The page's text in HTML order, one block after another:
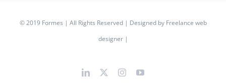
© 2019 Formes | All Rights Reserved | Designed by Freelance web
designer|
LinkedIn InstagramYouTube